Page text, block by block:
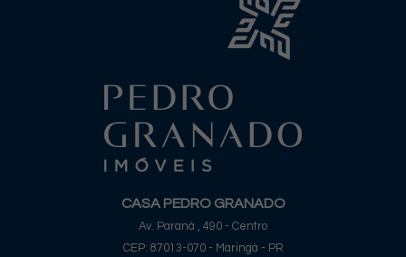
CASA PEDRO GRANADO
Av. Paraná , 490 - Centro
CEP: 87013-070 - Maringá - PR